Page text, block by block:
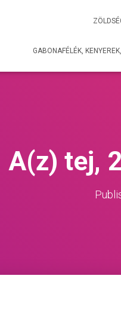
GABONAFÉLÉK,
A(z) tej,